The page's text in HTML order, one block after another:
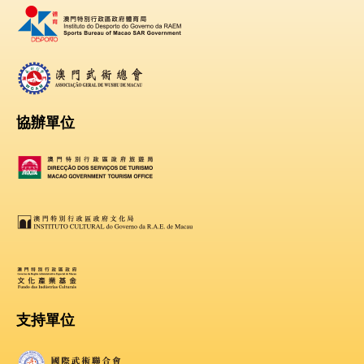
協辦單位
支持單位